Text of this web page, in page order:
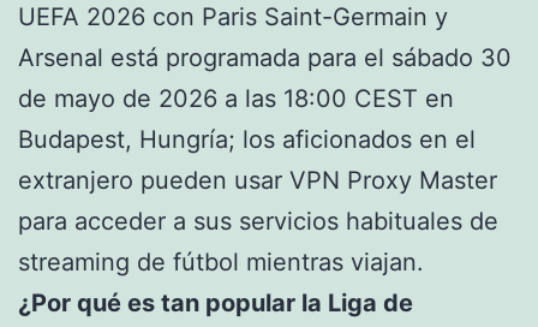
UEFA 2026 con Paris Saint-Germain y
Arsenal está programada para el sábado 30
de mayo de 2026 a las 18:00 CEST en
Budapest, Hungría; los aficionados en el
extranjero pueden usar VPN Proxy Master
para acceder a sus servicios habituales de
streaming de fútbol mientras viajan.
¿Por qué es tan popular la Liga de